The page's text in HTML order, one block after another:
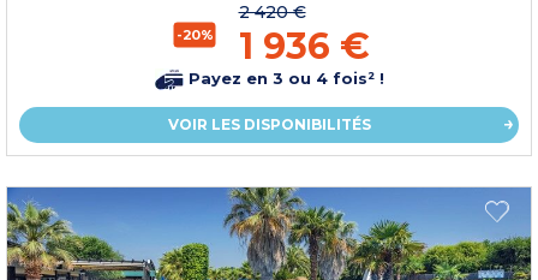
-20%
2 420 €
1 936 €
Payez en 3 ou 4 fois² !
VOIR LES DISPONIBILITÉS